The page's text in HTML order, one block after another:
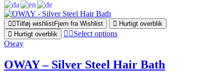
Tilføj wishlistFjern fra Wishlist
Hurtigt overblik
Hurtigt overblik
Select options
Oway
OWAY – Silver Steel Hair Bath